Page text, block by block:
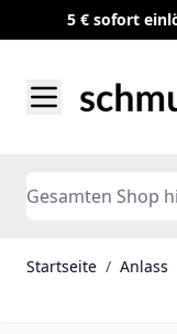
5 € sofort
Search
Startseite / Anlass